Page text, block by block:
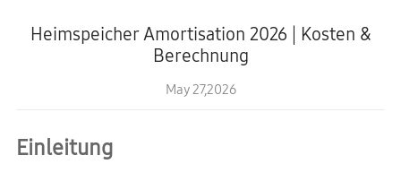
Heimspeicher Amortisation 2026 | Kosten &
Berechnung
May 27,2026
Einleitung